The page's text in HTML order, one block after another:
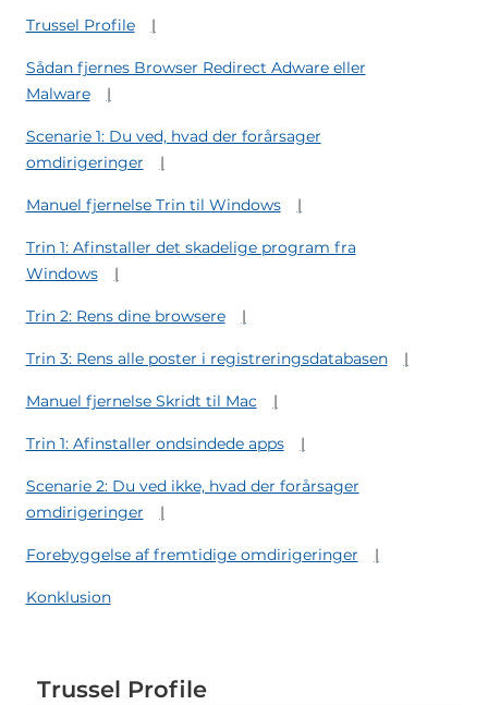
Trussel Profile
Sådan fjernes Browser Redirect Adware eller
Malware
Scenarie 1: Du ved, hvad der forårsager
omdirigeringer
Manuel fjernelse Trin til Windows
Trin 1: Afinstaller det skadelige program fra
Windows
Trin 2: Rens dine browsere
Trin 3: Rens alle poster i registreringsdatabasen
Manuel fjernelse Skridt til Mac
Trin 1: Afinstaller ondsindede apps
Scenarie 2: Du ved ikke, hvad der forårsager
omdirigeringer
Forebyggelse af fremtidige omdirigeringer
Konklusion
Trussel Profile